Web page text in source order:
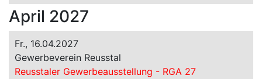
April 2027
Fr., 16.04.2027
Gewerbeverein Reusstal
Reusstaler Gewerbeausstellung - RGA 27